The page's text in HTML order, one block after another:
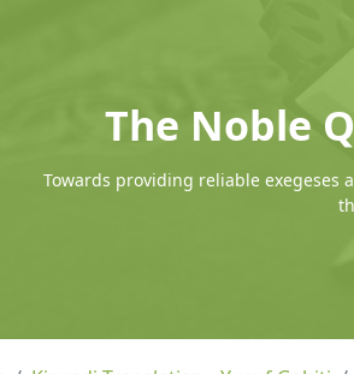
The Noble
Towards providing reliable exegeses